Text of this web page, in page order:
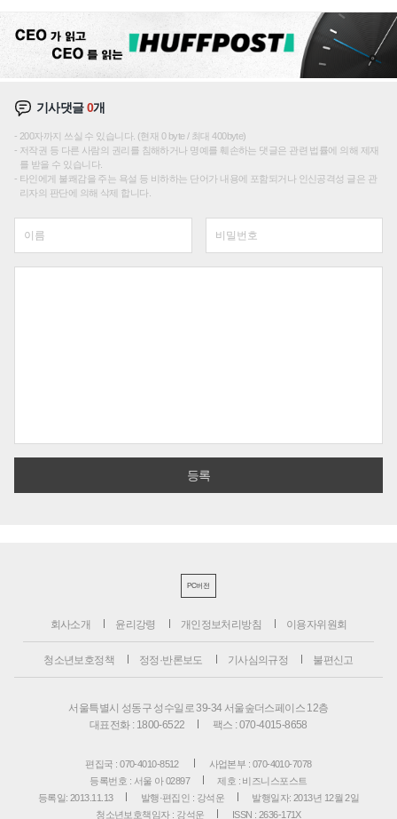
기사댓글0개
200자까지 쓰실 수 있습니다. (현재 0 byte / 최대 400byte)
저작권 등 다른 사람의 권리를 침해하거나 명예를 훼손하는 댓글은 관련 법률에 의해 제재
를 받을 수 있습니다.
타인에게 불쾌감을 주는 욕설 등 비하하는 단어가 내용에 포함되거나 인신공격성 글은 관
리자의 판단에 의해 삭제 합니다.
PC버전
회사소개 윤리강령 개인정보처리방침 이용자위원회
청소년보호정책 정정·반론보도 기사심의규정 불편신고
서울특별시 성동구 성수일로 39-34 서울숲더스페이스 12층
대표전화 : 1800-6522
팩스 : 070-4015-8658
편집국 : 070-4010-8512
사업본부 : 070-4010-7078
등록번호 : 서울 아 02897
제호 : 비즈니스포스트
등록일: 2013.11.13
발행·편집인 : 강석운
발행일자: 2013년 12월 2일
청소년보호책임자 : 강석운
ISSN : 2636-171X